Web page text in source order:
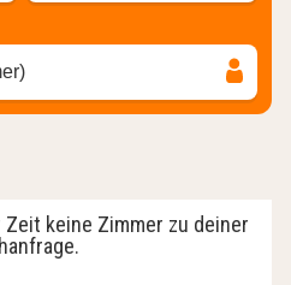
keine Zimmer zu deiner